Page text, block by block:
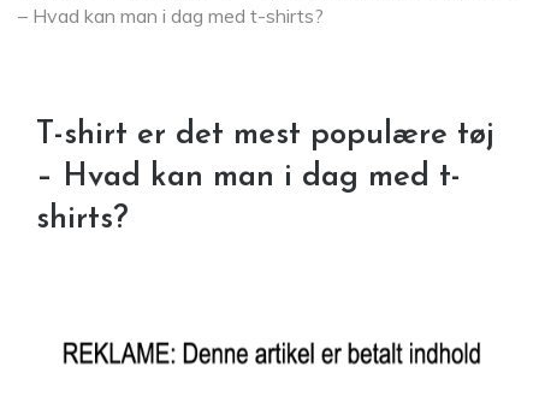
– Hvad kan man i dag med t-shirts?
T-shirt er det mest populære tøj
– Hvad kan man i dag med t-
shirts?